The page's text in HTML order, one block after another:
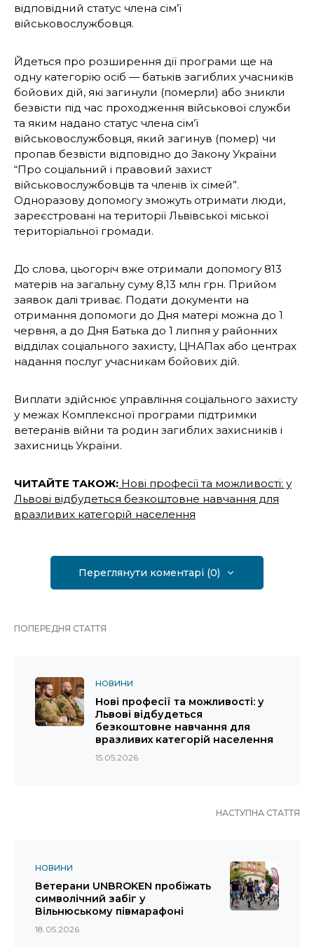
відповідний статус члена сім’ї
військовослужбовця.
Йдеться про розширення дії програми ще на
одну категорію осіб — батьків загиблих учасників
бойових дій, які загинули (померли) або зникли
безвісти під час проходження військової служби
та яким надано статус члена сім’ї
військовослужбовця, який загинув (помер) чи
пропав безвісти відповідно до Закону України
“Про соціальний і правовий захист
військовослужбовців та членів їх сімей”.
Одноразову допомогу зможуть отримати люди,
зареєстровані на території Львівської міської
територіальної громади.
До слова, цьогоріч вже отримали допомогу 813
матерів на загальну суму 8,13 млн грн. Прийом
заявок далі триває. Подати документи на
отримання допомоги до Дня матері можна до 1
червня, а до Дня Батька до 1 липня у районних
відділах соціального захисту, ЦНАПах або центрах
надання послуг учасникам бойових дій.
Виплати здійснює управління соціального захисту
у межах Комплексної програми підтримки
ветеранів війни та родин загиблих захисників і
захисниць України.
ЧИТАЙТЕ ТАКОЖ: Нові професії та можливості: у
Львові відбудеться безкоштовне навчання для
вразливих категорій населення
Переглянути коментарі (0)
ПОПЕРЕДНЯ СТАТТЯ
НОВИНИ
Нові професії та можливості: у
Львові відбудеться
безкоштовне навчання для
вразливих категорій населення
15.05.2026
НАСТУПНА СТАТТЯ
НОВИНИ
Ветерани UNBROKEN пробіжать
символічний забіг у
Вільнюському півмарафоні
18.05.2026